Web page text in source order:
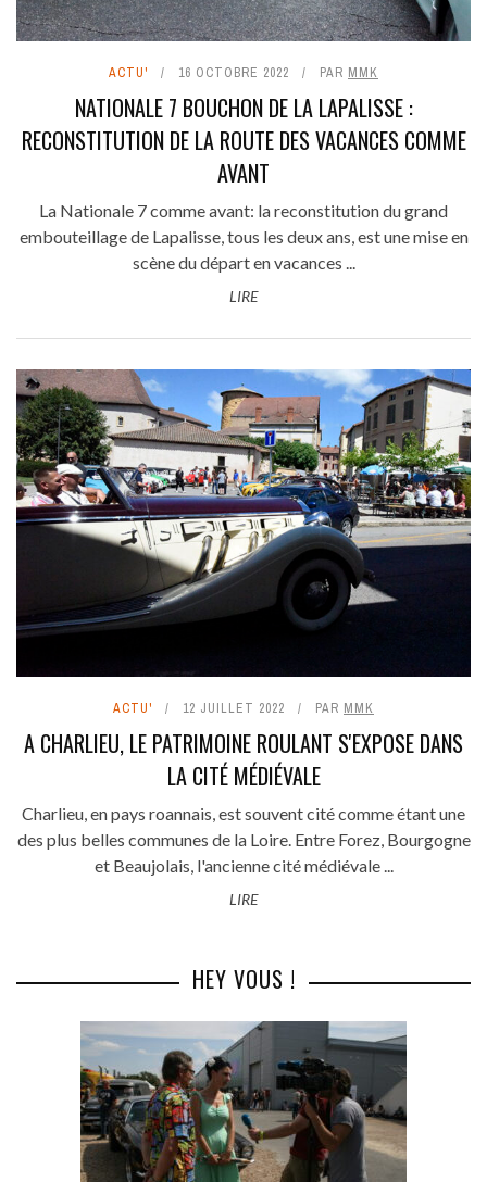
ACTU' 16 OCTOBRE 2022 PAR MMK
NATIONALE 7 BOUCHON DE LA LAPALISSE :
RECONSTITUTION DE LA ROUTE DES VACANCES COMME
AVANT
La Nationale 7 comme avant: la reconstitution du grand
embouteillage de Lapalisse, tous les deux ans, est une mise en
scène du départ en vacances ...
LIRE
ACTU' 12 JUILLET 2022 PAR MMK
A CHARLIEU, LE PATRIMOINE ROULANT S'EXPOSE DANS
LA CITÉ MÉDIÉVALE
Charlieu, en pays roannais, est souvent cité comme étant une
des plus belles communes de la Loire. Entre Forez, Bourgogne
et Beaujolais, l'ancienne cité médiévale ...
LIRE
HEY VOUS !